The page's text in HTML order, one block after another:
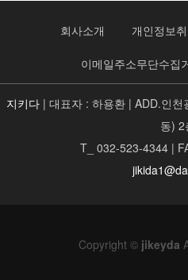
회사소개 개인정보
이메일주소무단수집
지키다 | 대표자 : 하용환 | ADD.인
동) 2
T_ 032-523-4344 |
Copyright © jikeyda